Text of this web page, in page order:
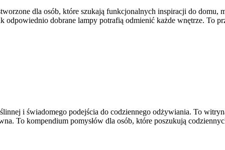
dla osób, które szukają funkcjonalnych inspiracji do domu,
dobrane lampy potrafią odmienić każde wnętrze. To
i świadomego podejścia do codziennego odżywiania. To
To kompendium pomysłów dla osób, które poszukują